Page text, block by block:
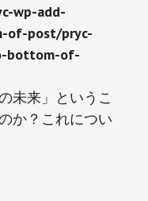
wp-add-
of-post/pryc-
bottom-of-
未来」というこ
か？これについ